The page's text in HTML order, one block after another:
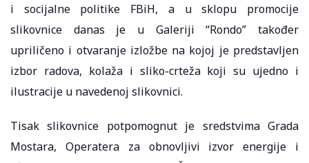
i socijalne politike FBiH, a u sklopu promocije
slikovnice danas je u Galeriji “Rondo” također
upriličeno i otvaranje izložbe na kojoj je predstavljen
izbor radova, kolaža i sliko-crteža koji su ujedno i
ilustracije u navedenoj slikovnici.
Tisak slikovnice potpomognut je sredstvima Grada
Mostara, Operatera za obnovljivi izvor energije i